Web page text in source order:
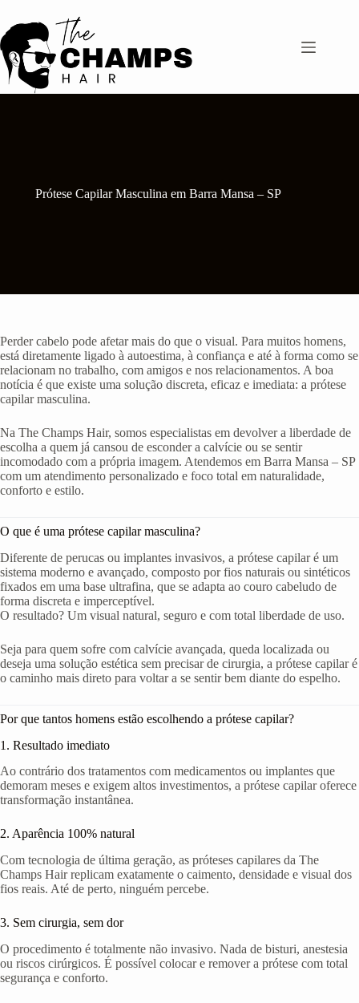
para
o
conteúdo
Prótese Capilar Masculina em Barra Mansa – SP
Perder cabelo pode afetar mais do que o visual. Para muitos homens,
está diretamente ligado à autoestima, à confiança e até à forma como se
relacionam no trabalho, com amigos e nos relacionamentos. A boa
notícia é que existe uma solução discreta, eficaz e imediata: a prótese
capilar masculina.
Na The Champs Hair, somos especialistas em devolver a liberdade de
escolha a quem já cansou de esconder a calvície ou se sentir
incomodado com a própria imagem. Atendemos em Barra Mansa – SP
com um atendimento personalizado e foco total em naturalidade,
conforto e estilo.
O que é uma prótese capilar masculina?
Diferente de perucas ou implantes invasivos, a prótese capilar é um
sistema moderno e avançado, composto por fios naturais ou sintéticos
fixados em uma base ultrafina, que se adapta ao couro cabeludo de
forma discreta e imperceptível.
O resultado? Um visual natural, seguro e com total liberdade de uso.
Seja para quem sofre com calvície avançada, queda localizada ou
deseja uma solução estética sem precisar de cirurgia, a prótese capilar é
o caminho mais direto para voltar a se sentir bem diante do espelho.
Por que tantos homens estão escolhendo a prótese capilar?
1. Resultado imediato
Ao contrário dos tratamentos com medicamentos ou implantes que
demoram meses e exigem altos investimentos, a prótese capilar oferece
transformação instantânea.
2. Aparência 100% natural
Com tecnologia de última geração, as próteses capilares da The
Champs Hair replicam exatamente o caimento, densidade e visual dos
fios reais. Até de perto, ninguém percebe.
3. Sem cirurgia, sem dor
O procedimento é totalmente não invasivo. Nada de bisturi, anestesia
ou riscos cirúrgicos. É possível colocar e remover a prótese com total
segurança e conforto.